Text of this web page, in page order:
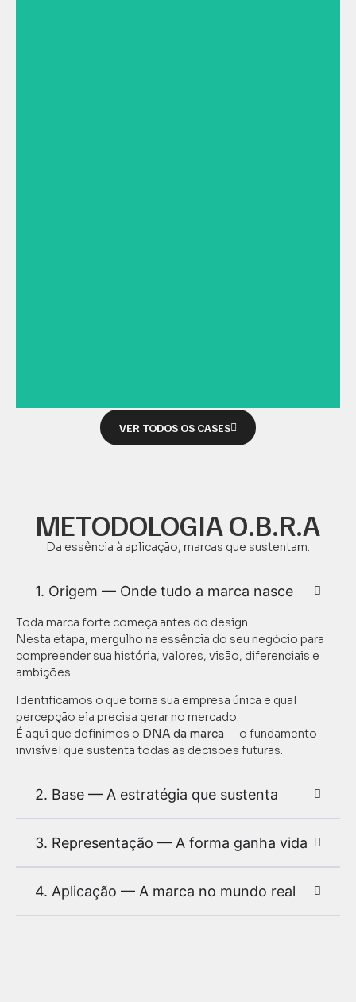
VER TODOS OS CASES
METODOLOGIA O.B.R.A
Da essência à aplicação, marcas que sustentam.
1. Origem — Onde tudo a marca nasce
Toda marca forte começa antes do design.
Nesta etapa, mergulho na essência do seu negócio para
compreender sua história, valores, visão, diferenciais e
ambições.
Identificamos o que torna sua empresa única e qual
percepção ela precisa gerar no mercado.
É aqui que definimos o DNA da marca — o fundamento
invisível que sustenta todas as decisões futuras.
2. Base — A estratégia que sustenta
3. Representação — A forma ganha vida
4. Aplicação — A marca no mundo real